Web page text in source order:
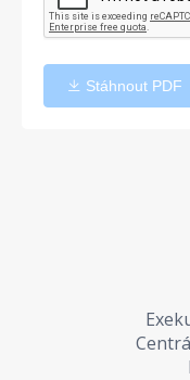
Stáhnout PDF